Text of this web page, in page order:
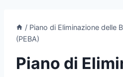
/ Piano di Eliminazione delle
(PEBA)
Piano di